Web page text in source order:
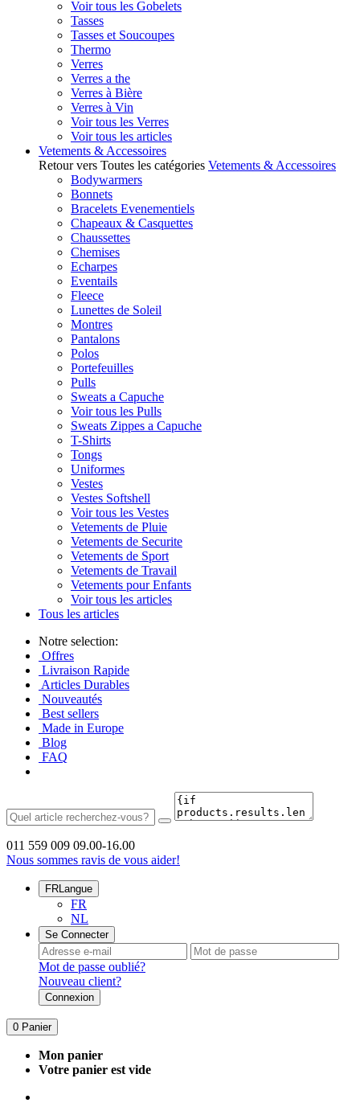
Voir tous les Gobelets
Tasses
Tasses et Soucoupes
Thermo
Verres
Verres a the
Verres à Bière
Verres à Vin
Voir tous les Verres
Voir tous les articles
Vetements & Accessoires
Retour vers Toutes les catégories Vetements & Accessoires
Bodywarmers
Bonnets
Bracelets Evenementiels
Chapeaux & Casquettes
Chaussettes
Chemises
Echarpes
Eventails
Fleece
Lunettes de Soleil
Montres
Pantalons
Polos
Portefeuilles
Pulls
Sweats a Capuche
Voir tous les Pulls
Sweats Zippes a Capuche
T-Shirts
Tongs
Uniformes
Vestes
Vestes Softshell
Voir tous les Vestes
Vetements de Pluie
Vetements de Securite
Vetements de Sport
Vetements de Travail
Vetements pour Enfants
Voir tous les articles
Tous les articles
Notre selection:
Offres
Livraison Rapide
Articles Durables
Nouveautés
Best sellers
Made in Europe
Blog
FAQ
011 559 009 09.00-16.00
Nous sommes ravis de vous aider!
FRLangue
FR
NL
Se Connecter
Mot de passe oublié?
Nouveau client?
Connexion
0 Panier
Mon panier
Votre panier est vide